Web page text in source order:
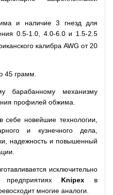
и наличие 3 гнезд для
0.5-1.0, 4.0-6.0 и 1.5-2.5
калибра AWG от 20
45 грамм.
барабанному механизму
профилей обжима.
себе новейшие технологии,
и кузнечного дела,
надежность и повышенный
исключительно
предприятиях Knipex в
многие аналоги.